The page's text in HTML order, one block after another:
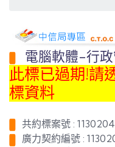
電腦軟體-行
此標已過期!請
標資料
共約標案號 : 1130204
廣力契約編號 :